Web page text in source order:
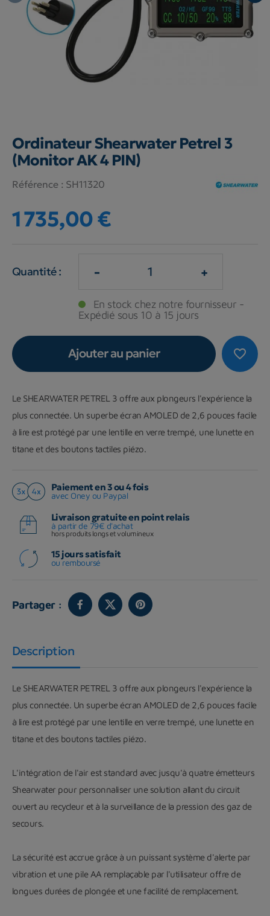
Ordinateur Shearwater Petrel 3
(Monitor AK 4 PIN)
Référence : SH11320
1 735,00 €
Quantité : - +
En stock chez notre fournisseur -
Expédié sous 10 à 15 jours
favorite_border
Ajouter au panier
Le SHEARWATER PETREL 3 offre aux plongeurs l'expérience la
plus connectée. Un superbe écran AMOLED de 2,6 pouces facile
à lire est protégé par une lentille en verre trempé, une lunette en
titane et des boutons tactiles piézo.
Paiement en 3 ou 4 fois
avec Oney ou Paypal
Livraison gratuite en point relais
à partir de 79€ d'achat
hors produits longs et volumineux
15 jours satisfait
ou remboursé
Partager :
Description
Le SHEARWATER PETREL 3 offre aux plongeurs l'expérience la
plus connectée. Un superbe écran AMOLED de 2,6 pouces facile
à lire est protégé par une lentille en verre trempé, une lunette en
titane et des boutons tactiles piézo.
L'intégration de l'air est standard avec jusqu'à quatre émetteurs
Shearwater pour personnaliser une solution allant du circuit
ouvert au recycleur et à la surveillance de la pression des gaz de
secours.
La sécurité est accrue grâce à un puissant système d'alerte par
vibration et une pile AA remplaçable par l'utilisateur offre de
longues durées de plongée et une facilité de remplacement.